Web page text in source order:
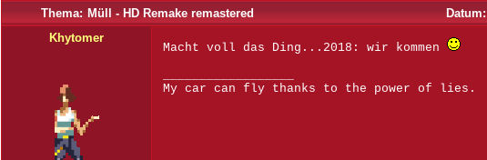
Thema: Müll - HD Remake remastered Datum:
Khytomer
Macht voll das Ding...2018: wir kommen
My car can fly thanks to the power of lies.